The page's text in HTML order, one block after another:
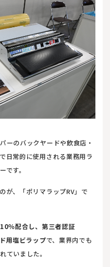
ーのバックヤードや飲食店・
日常的に使用される業務用ラ
です。
が、「ポリマラップRV」で
％配合し、第三者認証
用塩ビラップで、業界内でも
ていました。